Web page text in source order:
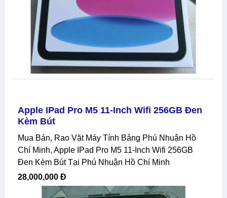
Apple IPad Pro M5 11-Inch Wifi 256GB Đen
Kèm Bút
Mua Bán, Rao Vặt Máy Tính Bảng Phú Nhuận Hồ
Chí Minh, Apple IPad Pro M5 11-Inch Wifi 256GB
Đen Kèm Bút Tại Phú Nhuận Hồ Chí Minh
28,000,000 Đ